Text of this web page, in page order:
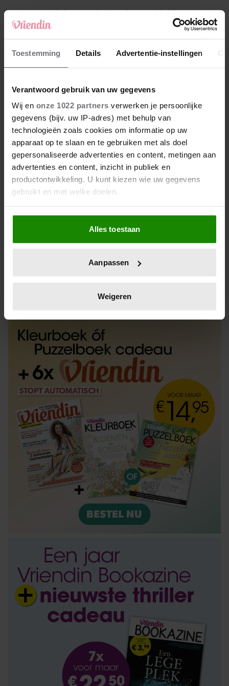
Toestemming Details Advertentie-instellingen
Verantwoord gebruik van uw gegevens
Wij en onze 1022 partners verwerken je persoonlijke
gegevens (bijv. uw IP-adres) met behulp van
technologieën zoals cookies om informatie op uw
apparaat op te slaan en te gebruiken met als doel
gepersonaliseerde advertenties en content, metingen aan
advertenties en content, inzicht in publiek en
productontwikkeling. U kunt kiezen wie uw gegevens
gebruikt en met welke doelen.
Als u het toestaat, willen we ook graag:
Informatie verzamelen over uw geografische
locatie, die tot een paar meter nauwkeurig kan zijn
scannen op specifieke eigenschappen (fingerprinting)
verwerkt en stel uw voorkeuren in het
intrekken in de Cookieverklaring.
We gebruiken cookies om content en advertenties te
personaliseren, om functies voor social media te bieden
en om ons websiteverkeer te analyseren. Ook delen we
informatie over uw gebruik van onze site met onze
partners voor social media, adverteren en analyse. Deze
partners kunnen deze gegevens combineren met andere
informatie die u aan ze heeft verstrekt of die ze hebben
verzameld op basis van uw gebruik van hun services. U
gaat akkoord met onze cookies als u onze website blijft
gebruiken.
Alles toestaan
Aanpassen
Weigeren
4 Makelaar Mandy: ‘Vrijdagavond belde Bart.
Hij sprak eng kalm’
5 Makelaar Mandy: ‘Judith typt… En deze keer
durf ik bijna niet te lezen wat er komt’
Nieuw